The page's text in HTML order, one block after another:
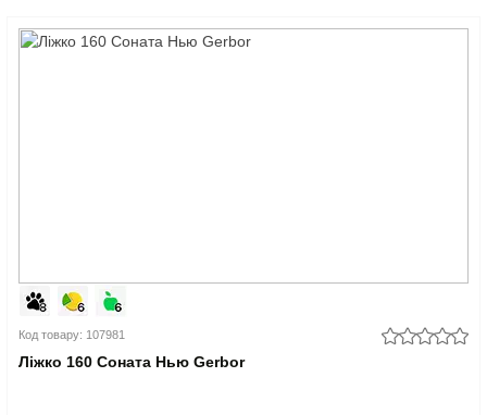
Код товару: 107981
Ліжко 160 Соната Нью Gerbor